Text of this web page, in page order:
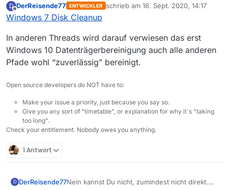
D
Offline
DerReisende77 ENTWICKLER schrieb am 16. Sept. 2020, 14:17
zuletzt editiert von
Windows 7 Disk Cleanup
In anderen Threads wird darauf verwiesen das erst
Windows 10 Datenträgerbereinigung auch alle anderen
Pfade wohl “zuverlässig” bereinigt.
Open source developers do NOT have to:
Make your issue a priority, just because you say so.
Give you any sort of "timetable", or explanation for why it´s "taking
too long".
Check your entitlement. Nobody owes you anything.
1 Antwort
D DerReisende77Nein kannst Du nicht, zumindest nicht direkt.